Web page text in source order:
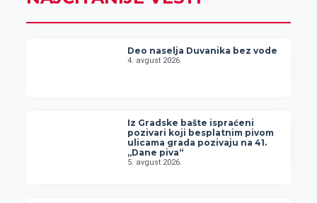
Deo naselja Duvanika bez vode
4. avgust 2026.
Iz Gradske bašte ispraćeni
pozivari koji besplatnim pivom
ulicama grada pozivaju na 41.
„Dane piva“
5. avgust 2026.